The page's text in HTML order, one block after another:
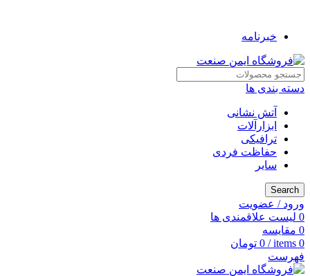
خبرنامه
دسته بندی ها
آتش نشانی
ابزارآلات
ترافیکی
حفاظت فردی
سایر
Search
ورود / عضویت
0 لیست علاقمندی ها
0 مقایسه
0
items
/
0 تومان
فهرست